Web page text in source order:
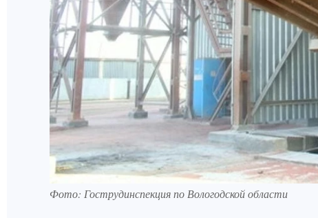
Фото: Гострудинспекция по Вологодской области